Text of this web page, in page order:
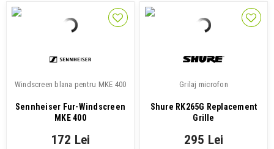
Windscreen blana pentru MKE 400
Sennheiser Fur-Windscreen
MKE 400
172 Lei
Grilaj microfon
Shure RK265G Replacement
Grille
295 Lei